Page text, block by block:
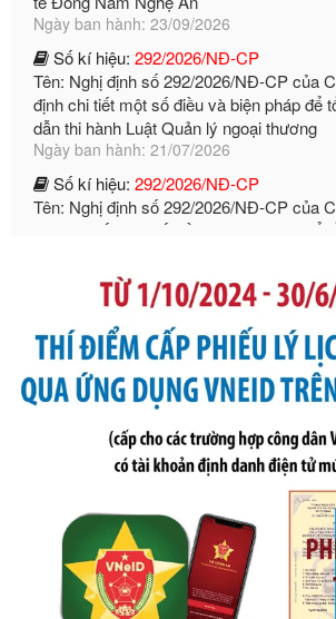
Số kí hiệu:292/2026/NĐ-CP
Tên: Nghị định số 292/2026/NĐ-CP của
định chi tiết một số điều và biện pháp để
dẫn thi hành Luật Quản lý ngoại thương
Ngày ban hành: 21/07/2026
Số kí hiệu:292/2026/NĐ-CP
Tên: Nghị định số 292/2026/NĐ-CP của
định chi tiết một số điều và biện pháp để
dẫn thi hành Luật Quản lý ngoại thương
Ngày ban hành: 21/07/2026
Tên: Thông tư số 105/2026/TT-BTC của
bỏ Thông tư số 87/2019/TT- BТC ngày 19
2019 của Bộ trưởng Bộ Tài chính hướng
phạt vi phạm hành chính trong lĩnh vực
Ngày ban hành: 21/07/2026
291/2026/NĐ-CP
Tên: Nghị định số 291/2026/NĐ-CP của
đổi, bổ sung một số điều của Nghị định
ngày 19 tháng 10 năm 2020 của Chính
phạt vi phạm hành chính về thuế, hóa
sung bởi Nghị định số 102/2021/NĐ-CP
Ngày ban hành: 20/07/2026
Số kí hiệu:2303/QĐ-UBND
Tên: Quyết định công bố Danh mục thủ